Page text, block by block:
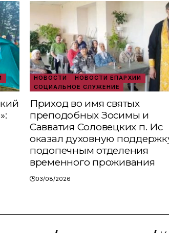
НОВОСТИ
НОВОСТИ ЕПАРХИИ
СОЦИАЛЬНОЕ СЛУЖЕНИЕ
Приход во имя святых
преподобных Зосимы и
Савватия Соловецких п. Ис
оказал духовную
подопечным отделения
временного проживания
03/08/2026